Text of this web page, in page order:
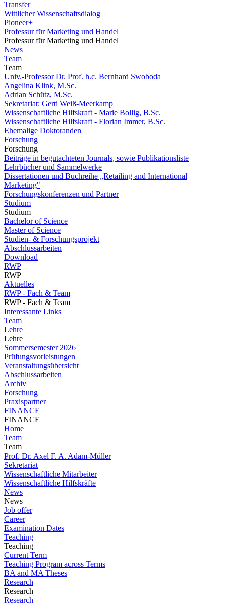
Transfer
Wittlicher Wissenschaftsdialog
Pioneer+
Professur für Marketing und Handel
Professur für Marketing und Handel
News
Team
Team
Univ.-Professor Dr. Prof. h.c. Bernhard Swoboda
Angelina Klink, M.Sc.
Adrian Schütz, M.Sc.
Sekretariat: Gerti Weiß-Meerkamp
Wissenschaftliche Hilfskraft - Marie Bollig, B.Sc.
Wissenschaftliche Hilfskraft - Florian Immer, B.Sc.
Ehemalige Doktoranden
Forschung
Forschung
Beiträge in begutachteten Journals, sowie Publikationsliste
Lehrbücher und Sammelwerke
Dissertationen und Buchreihe „Retailing and International
Marketing"
Forschungskonferenzen und Partner
Studium
Studium
Bachelor of Science
Master of Science
Studien- & Forschungsprojekt
Abschlussarbeiten
Download
RWP
RWP
Aktuelles
RWP - Fach & Team
RWP - Fach & Team
Interessante Links
Team
Lehre
Lehre
Sommersemester 2026
Prüfungsvorleistungen
Veranstaltungsübersicht
Abschlussarbeiten
Archiv
Forschung
Praxispartner
FINANCE
FINANCE
Home
Team
Team
Prof. Dr. Axel F. A. Adam-Müller
Sekretariat
Wissenschaftliche Mitarbeiter
Wissenschaftliche Hilfskräfte
News
News
Job offer
Career
Examination Dates
Teaching
Teaching
Current Term
Teaching Program across Terms
BA and MA Theses
Research
Research
Research